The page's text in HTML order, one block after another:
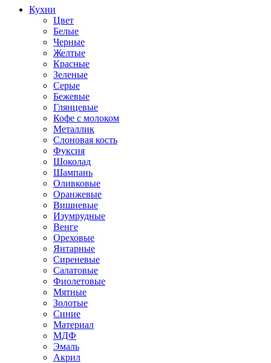
Кухни
Цвет
Белые
Черные
Желтые
Красные
Зеленые
Серые
Бежевые
Глянцевые
Кофе с молоком
Металлик
Слоновая кость
Фуксия
Шоколад
Шампань
Оливковые
Оранжевые
Вишневые
Изумрудные
Венге
Ореховые
Янтарные
Сиреневые
Салатовые
Фиолетовые
Мятные
Золотые
Синие
Материал
МДФ
Эмаль
Акрил